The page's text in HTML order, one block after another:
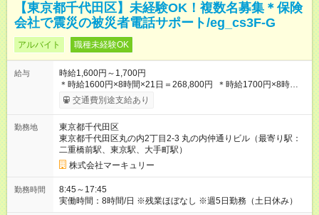
【東京都千代田区】未経験OK！複数名募集＊保険
会社で震災の被災者電話サポート/eg_cs3F-G
アルバイト 職種未経験OK
給与
時給1,600円～1,700円
＊時給1600円×8時間×21日＝268,800円 ＊時給1700円×8時間
×21日＝385,600円 ※能力やスキルを考慮の上、当社規程により
決定します。 ーーーーーーーーー 年に2回の昇給あり！ ーーー
あわせて昇給します。特に頑張っている人は、上長の裁量でさ
らにプラスの昇給となることも。努力や成長が収入につながる
環境です。 【試用期間】試用期間あり 試用期間の長さ：3ヶ月
雇用形態、給与は本採用時と同じです。
交通費別途支給あり
勤務地
東京都千代田区
東京都千代田区丸の内2丁目2-3 丸の内仲通りビル（最寄り駅：
二重橋前駅、東京駅、大手町駅）
株式会社マーキュリー
勤務時間
8:45～17:45
実働時間：8時間/日 ※残業ほぼなし ※週5日勤務（土日休み）